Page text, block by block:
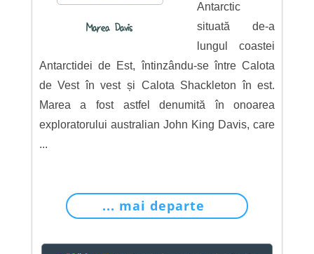
Marea Davis
Antarctic
situată de-a
lungul coastei
Antarctidei de Est, întinzându-se între Calota
de Vest în vest și Calota Shackleton în est.
Marea a fost astfel denumită în onoarea
exploratorului australian John King Davis, care
...
... mai departe